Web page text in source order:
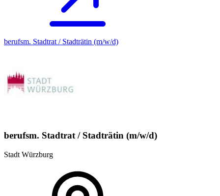
berufsm. Stadtrat / Stadträtin (m/w/d)
berufsm. Stadtrat / Stadträtin (m/w/d)
Stadt Würzburg